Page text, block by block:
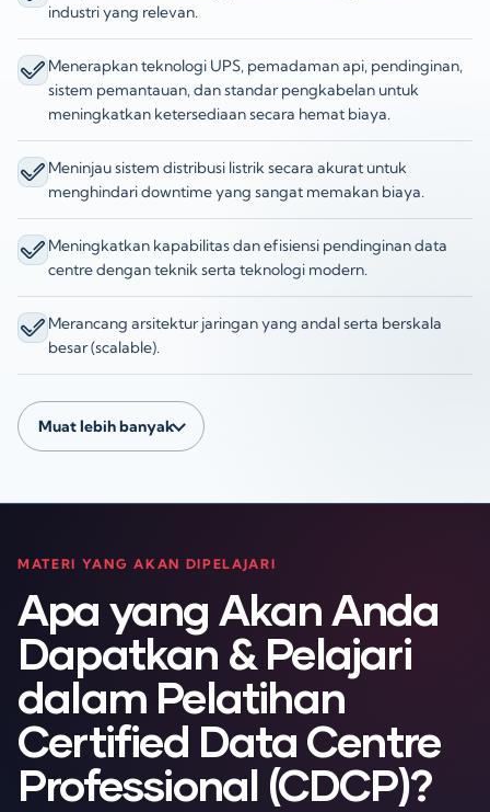
industri yang relevan.
Menerapkan teknologi UPS, pemadaman api, pendinginan,
sistem pemantauan, dan standar pengkabelan untuk
meningkatkan ketersediaan secara hemat biaya.
Meninjau sistem distribusi listrik secara akurat untuk
menghindari downtime yang sangat memakan biaya.
Meningkatkan kapabilitas dan efisiensi pendinginan data
centre dengan teknik serta teknologi modern.
Merancang arsitektur jaringan yang andal serta berskala
besar (scalable).
Muat lebih banyak
MATERI YANG AKAN DIPELAJARI
Apa yang Akan Anda
Dapatkan & Pelajari
dalam Pelatihan
Certified Data Centre
Professional (CDCP)?